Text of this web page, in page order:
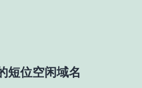
短位空闲域名